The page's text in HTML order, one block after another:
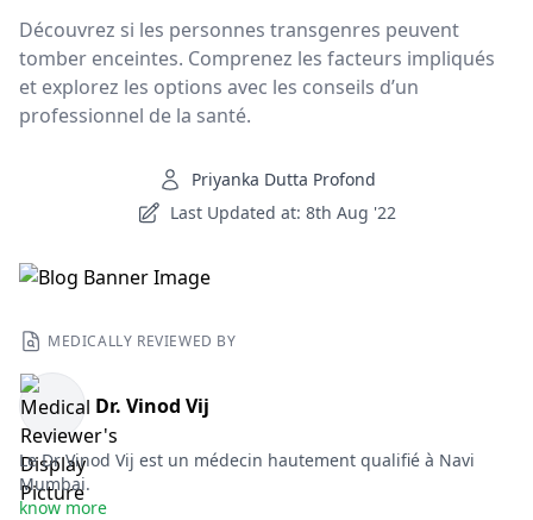
Découvrez si les personnes transgenres peuvent
tomber enceintes. Comprenez les facteurs impliqués
et explorez les options avec les conseils d’un
professionnel de la santé.
Priyanka Dutta Profond
Last Updated at: 8th Aug '22
MEDICALLY REVIEWED BY
Dr. Vinod Vij
Le Dr Vinod Vij est un médecin hautement qualifié à Navi
Mumbai.
know more